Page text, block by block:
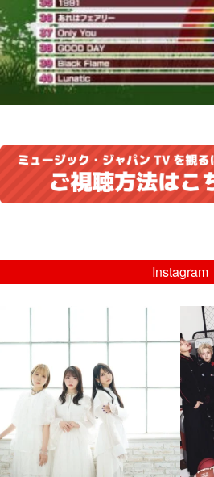
Instagram
💡8/5(水)特番放送！
...
8月 4
4 0